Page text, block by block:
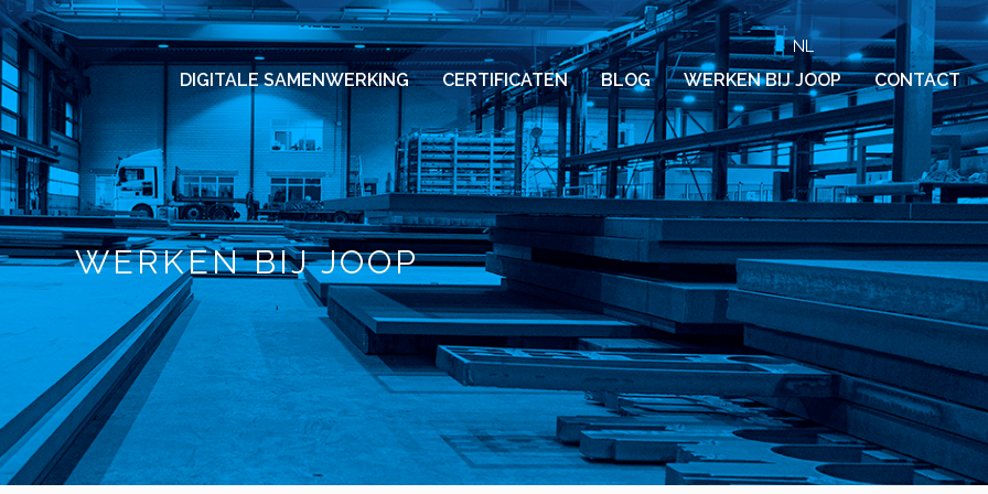
DIGITALE SAMENWERKING CERTIFICATEN BLOG WERKEN BIJ JOOP CONTACT
WERKEN BIJ JOOP
NL